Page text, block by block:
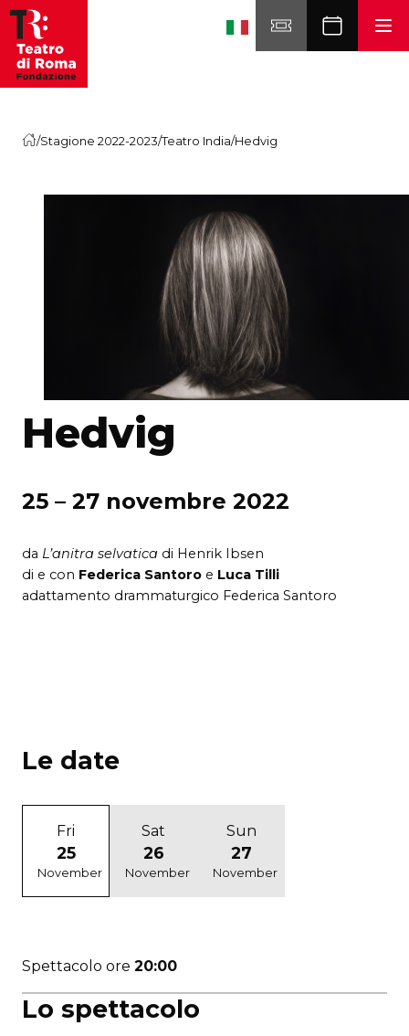
Skip to content
/Stagione 2022-2023/Teatro India/Hedvig
Hedvig
25 – 27 novembre 2022
da L’anitra selvatica di Henrik Ibsen
di e con Federica Santoro e Luca Tilli
adattamento drammaturgico Federica Santoro
Lo spettacolo
Le date
Fri
25
November
Sat
26
November
Sun
27
November
Spettacolo ore 20:00